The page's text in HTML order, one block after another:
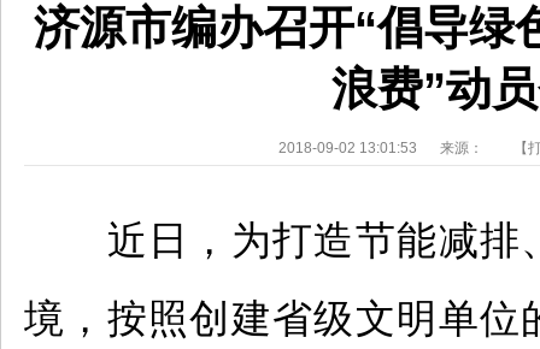
济源市编办召开“倡导绿
浪费”动
2018-09-02 13:01:53 来源： 【
近日，为打造节能减排
境，按照创建省级文明单位